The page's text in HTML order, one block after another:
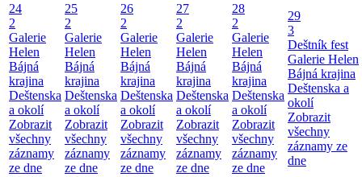
24
2
Galerie
Helen
Bájná
krajina
Deštenska
a okolí
Zobrazit
všechny
záznamy
ze dne
25
2
Galerie
Helen
Bájná
krajina
Deštenska
a okolí
Zobrazit
všechny
záznamy
ze dne
26
2
Galerie
Helen
Bájná
krajina
Deštenska
a okolí
Zobrazit
všechny
záznamy
ze dne
27
2
Galerie
Helen
Bájná
krajina
Deštenska
a okolí
Zobrazit
všechny
záznamy
ze dne
28
2
Galerie
Helen
Bájná
krajina
Deštenska
a okolí
Zobrazit
všechny
záznamy
ze dne
29
3
Deštník fest
Galerie Helen
Bájná krajina
Deštenska a
okolí
Zobrazit
všechny
záznamy ze
dne